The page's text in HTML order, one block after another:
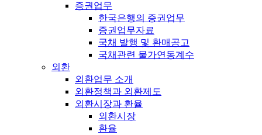
증권업무
한국은행의 증권업무
증권업무자료
국채 발행 및 환매공고
국채관련 물가연동계수
외환
외환업무 소개
외환정책과 외환제도
외환시장과 환율
외환시장
환율